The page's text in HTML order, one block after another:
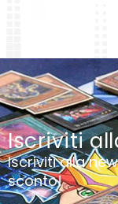
Iscriviti
Iscriviti alla
sconto!